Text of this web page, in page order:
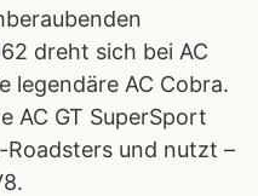
dreht sich bei AC
legendäre AC Cobra.
AC GT SuperSport
Roadsters und nutzt –